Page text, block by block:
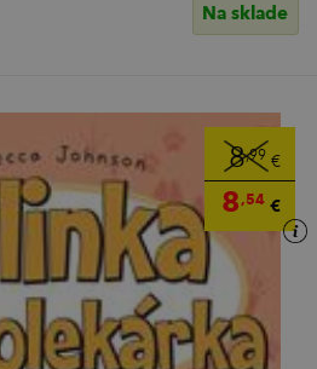
Na sklade
8,99 €
8,54 €